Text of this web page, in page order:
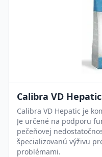
Calibra VD
Calibra VD Hepatic je
Je určené na podporu
pečeňovej
špecializovanú výživu
problémami.